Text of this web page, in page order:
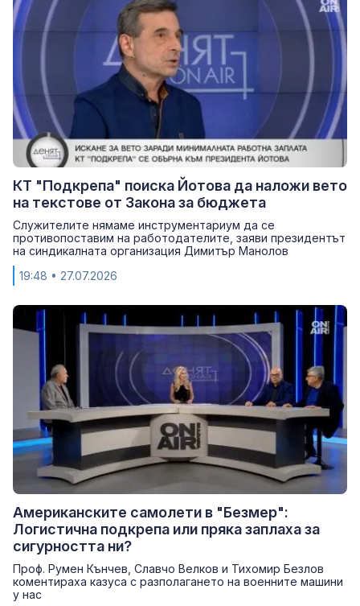
КТ "Подкрепа" поиска Йотова да наложи вето
на текстове от Закона за бюджета
Служителите нямаме инструментариум да се
противопоставим на работодателите, заяви президентът
на синдикалната организация Димитър Манолов
19:48 • 27.07.2026
Американските самолети в "Безмер":
Логистична подкрепа или пряка заплаха за
сигурността ни?
Проф. Румен Кънчев, Славчо Велков и Тихомир Безлов
коментираха казуса с разполагането на военните машини
у нас